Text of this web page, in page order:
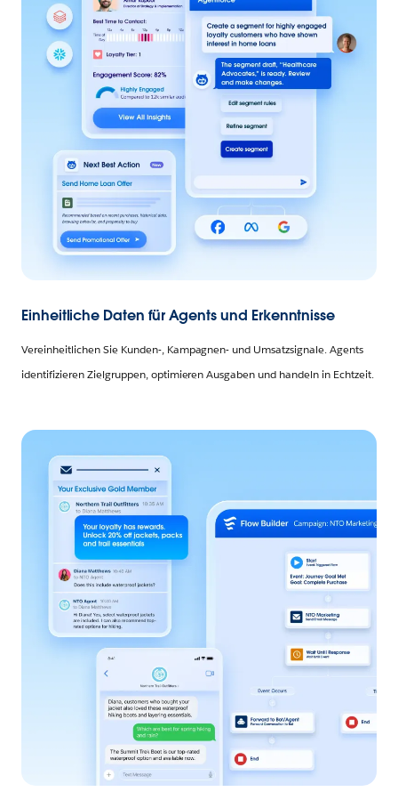
Einheitliche Daten für Agents und Erkenntnisse
Vereinheitlichen Sie Kunden-, Kampagnen- und Umsatzsignale. Agents
identifizieren Zielgruppen, optimieren Ausgaben und handeln in Echtzeit.